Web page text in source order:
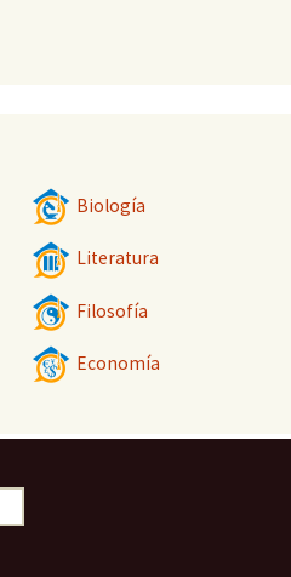
Biología
Literatura
Filosofía
Economía